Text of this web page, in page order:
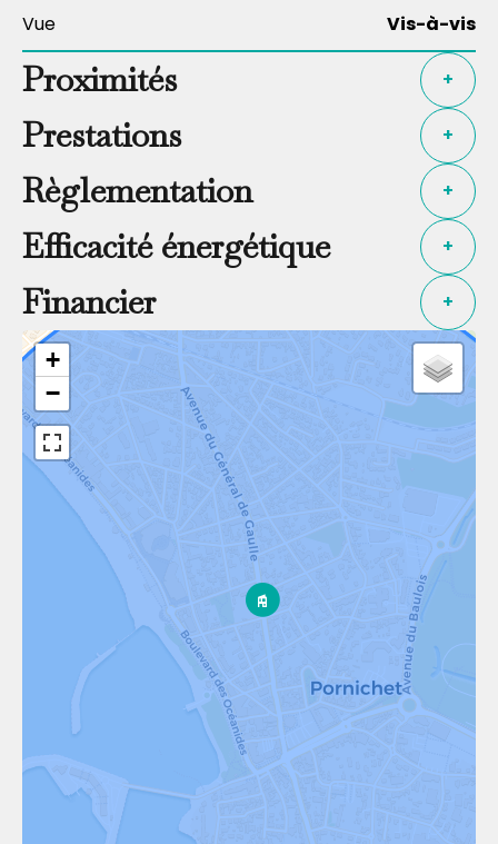
Vue Vis-à-vis
Proximités +
Prestations +
Règlementation +
Efficacité énergétique +
Financier +
+
−